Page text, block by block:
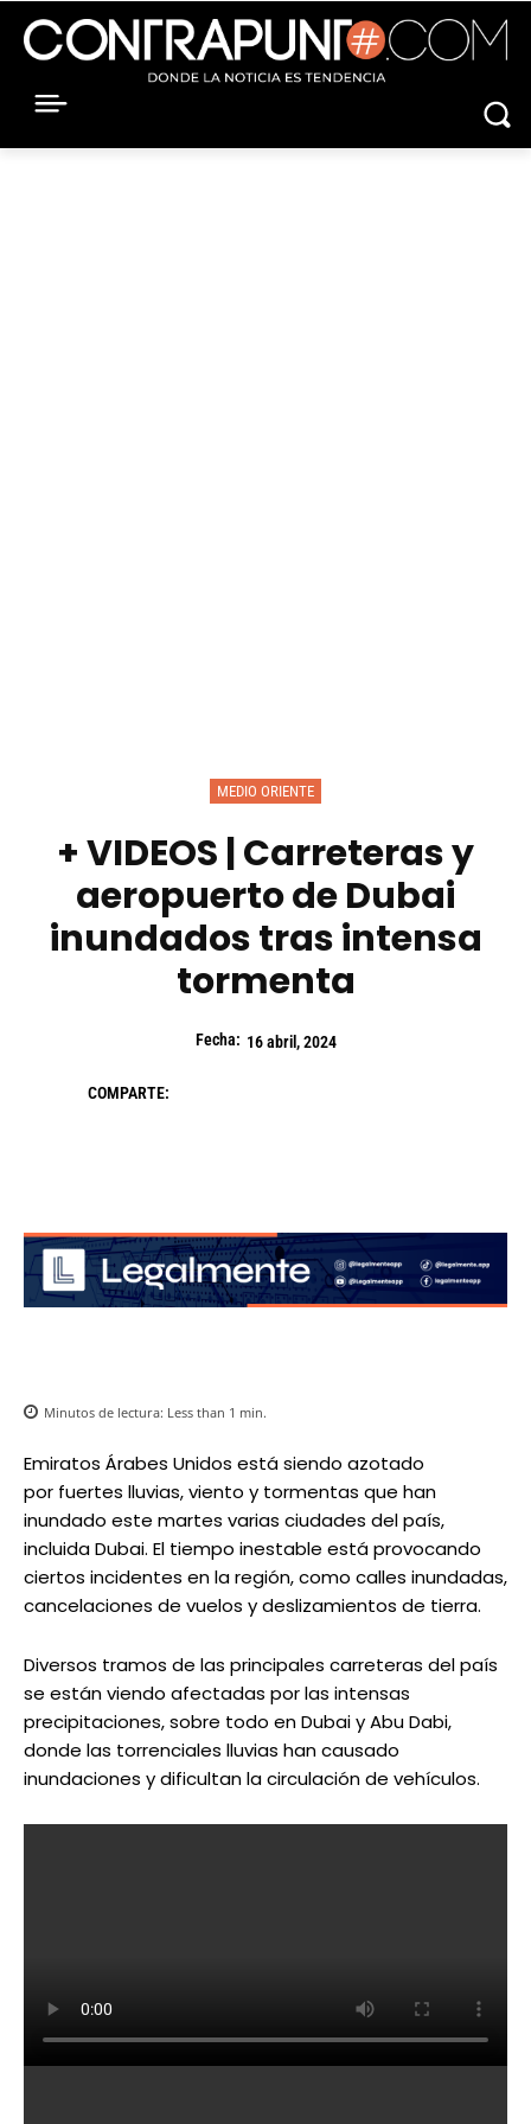
MEDIO ORIENTE
+ VIDEOS | Carreteras y
aeropuerto de Dubai
inundados tras intensa
tormenta
Fecha: 16 abril, 2024
COMPARTE:
Minutos de lectura: Less than 1 min.
Emiratos Árabes Unidos está siendo azotado
por fuertes lluvias, viento y tormentas que han
inundado este martes varias ciudades del país,
incluida Dubai. El tiempo inestable está provocando
ciertos incidentes en la región, como calles inundadas,
cancelaciones de vuelos y deslizamientos de tierra.
Diversos tramos de las principales carreteras del país
se están viendo afectadas por las intensas
precipitaciones, sobre todo en Dubai y Abu Dabi,
donde las torrenciales lluvias han causado
inundaciones y dificultan la circulación de vehículos.